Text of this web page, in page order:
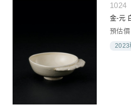
1024
金-元
預估
2023